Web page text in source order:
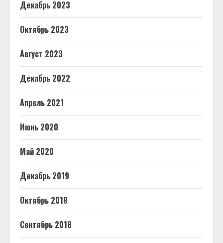
Декабрь 2023
Октябрь 2023
Август 2023
Декабрь 2022
Апрель 2021
Июнь 2020
Май 2020
Декабрь 2019
Октябрь 2018
Сентябрь 2018